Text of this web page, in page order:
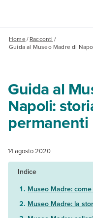
Home/Racconti /
Guida al Museo Madre di
Guida al
Napoli:
permanenti
14 agosto 2020
Indice
Museo Madre:
Museo Madre: la